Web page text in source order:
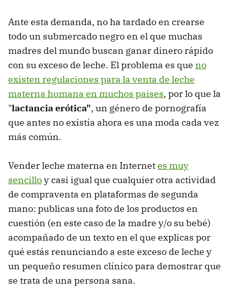
Ante esta demanda, no ha tardado en crearse
todo un submercado negro en el que muchas
madres del mundo buscan ganar dinero rápido
con su exceso de leche. El problema es que no
existen regulaciones para la venta de leche
materna humana en muchos países, por lo que la
"lactancia erótica", un género de pornografía
que antes no existía ahora es una moda cada vez
más común.
Vender leche materna en Internetes muy
sencilloy casi igual que cualquier otra actividad
de compraventa en plataformas de segunda
mano: publicas una foto de los productos en
cuestión (en este caso de la madre y/o su bebé)
acompañado de un texto en el que explicas por
qué estás renunciando a este exceso de leche y
un pequeño resumen clínico para demostrar que
se trata de una persona sana.